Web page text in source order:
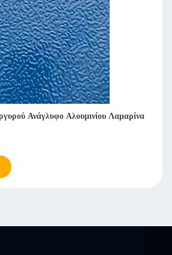
Ανάγλυφο Αλουμινίου Λαμαρίνα